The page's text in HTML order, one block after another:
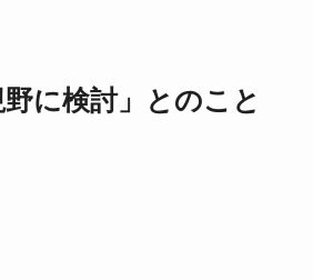
に検討」とのこと